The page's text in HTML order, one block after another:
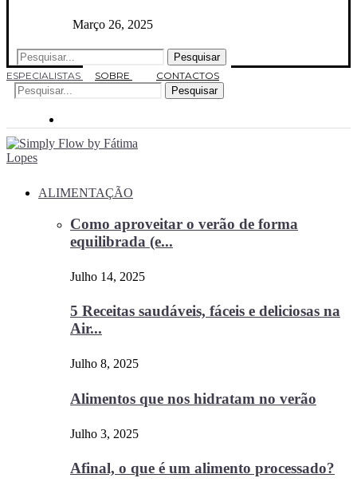
Março 26, 2025
Pesquisar
ESPECIALISTAS
SOBRE
CONTACTOS
Pesquisar
ALIMENTAÇÃO
Como aproveitar o verão de forma
equilibrada (e...
Julho 14, 2025
5 Receitas saudáveis, fáceis e deliciosas na
Air...
Julho 8, 2025
Alimentos que nos hidratam no verão
Julho 3, 2025
Afinal, o que é um alimento processado?